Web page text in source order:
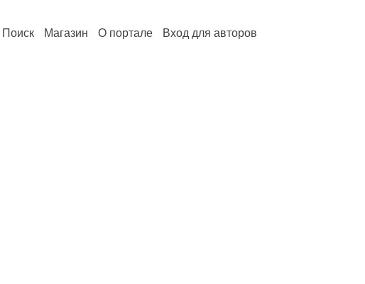
Поиск Магазин О портале Вход для авторов